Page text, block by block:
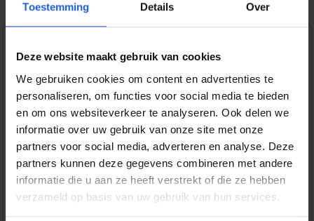
Toestemming Details Over
Deze website maakt gebruik van cookies
We gebruiken cookies om content en advertenties te
personaliseren, om functies voor social media te bieden
en om ons websiteverkeer te analyseren. Ook delen we
informatie over uw gebruik van onze site met onze
partners voor social media, adverteren en analyse. Deze
partners kunnen deze gegevens combineren met andere
informatie die u aan ze heeft verstrekt of die ze hebben
verzameld op basis van uw gebruik van hun services.
1-2-3 deal
Normale prijs:
€ 19,99
Prijzen incl. BTW en excl. verzendkosten
Bestel nu
Productnummer:
BEHGEC00409
EAN:
8720574992274